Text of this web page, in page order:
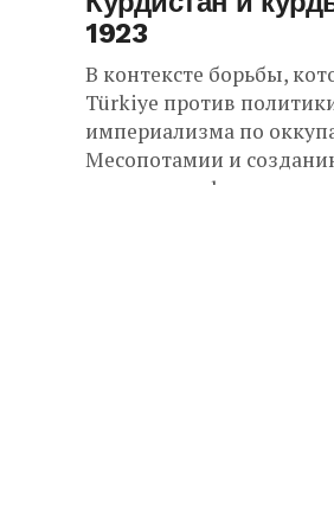
1923
В контексте борьбы,
Türkiye против
империализма по
Месопотамии и
на пути к нефтяным